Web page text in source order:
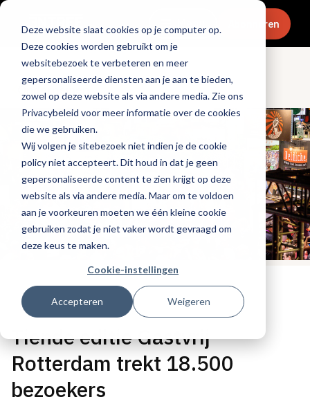
Deze website slaat cookies op je computer op.
Deze cookies worden gebruikt om je
websitebezoek te verbeteren en meer
gepersonaliseerde diensten aan je aan te bieden,
zowel op deze website als via andere media. Zie ons
Privacybeleid voor meer informatie over de cookies
die we gebruiken.
Wij volgen je sitebezoek niet indien je de cookie
policy niet accepteert. Dit houd in dat je geen
gepersonaliseerde content te zien krijgt op deze
website als via andere media. Maar om te voldoen
aan je voorkeuren moeten we één kleine cookie
gebruiken zodat je niet vaker wordt gevraagd om
deze keus te maken.
Cookie-instellingen
Accepteren Weigeren
Menu Abonneren
Ondernemen
Tags:evenementen
Gepubliceerd op: 21 september 2023
Tiende editie Gastvrij
Rotterdam trekt 18.500
bezoekers